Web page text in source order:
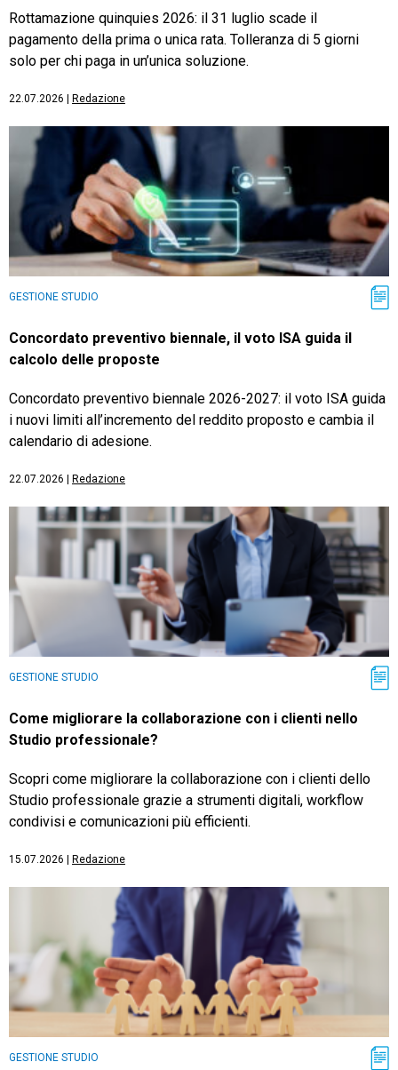
Rottamazione quinquies 2026: il 31 luglio scade il
pagamento della prima o unica rata. Tolleranza di 5 giorni
solo per chi paga in un’unica soluzione.
22.07.2026 | Redazione
GESTIONE STUDIO
Concordato preventivo biennale, il voto ISA guida il
calcolo delle proposte
Concordato preventivo biennale 2026-2027: il voto ISA guida
i nuovi limiti all’incremento del reddito proposto e cambia il
calendario di adesione.
22.07.2026 | Redazione
GESTIONE STUDIO
Come migliorare la collaborazione con i clienti nello
Studio professionale?
Scopri come migliorare la collaborazione con i clienti dello
Studio professionale grazie a strumenti digitali, workflow
condivisi e comunicazioni più efficienti.
15.07.2026 | Redazione
GESTIONE STUDIO